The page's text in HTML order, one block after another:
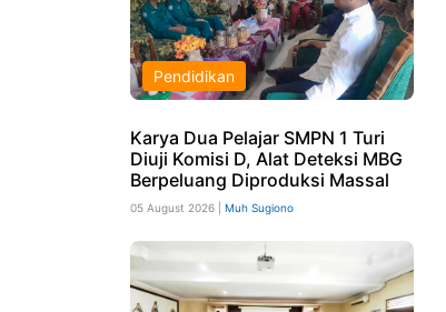
Pendidikan
Karya Dua Pelajar SMPN 1 Turi
Diuji Komisi D, Alat Deteksi MBG
Berpeluang Diproduksi Massal
05 August 2026 | Muh Sugiono